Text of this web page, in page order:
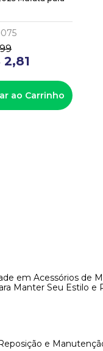
99
2,81
ao Carrinho
em Acessórios de
Manter Seu Estilo e
e